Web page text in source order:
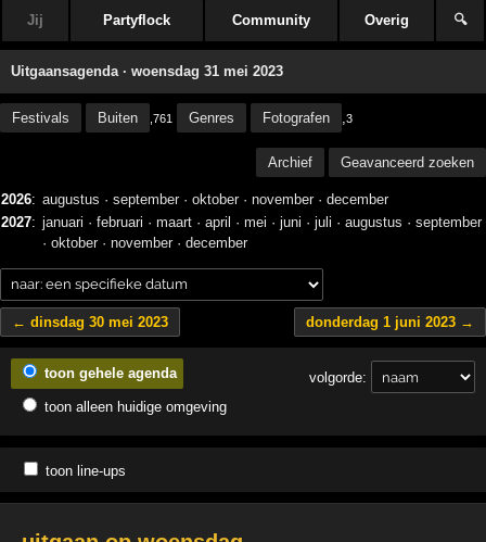
Jij Partyflock Community Overig 🔍
Uitgaansagenda · woensdag 31 mei 2023
Festivals Buiten ,761 Genres Fotografen ,3
Archief Geavanceerd zoeken
2026: augustus · september· oktober· november· december
2027: januari · februari · maart · april · mei · juni · juli · augustus · september
· oktober· november· december
← dinsdag 30 mei 2023 donderdag 1 juni 2023 →
volgorde:
toon gehele agenda
toon alleen huidige omgeving
toon line-ups